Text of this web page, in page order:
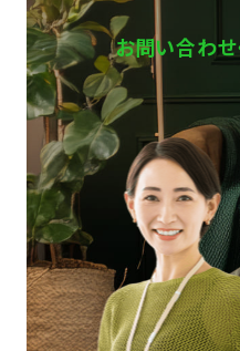
お問い合わせ